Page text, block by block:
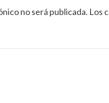
no será publicada. Los